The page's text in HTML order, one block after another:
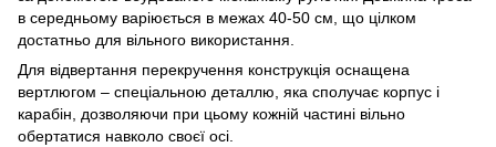
в середньому варіюється в межах 40-50 см, що цілком
достатньо для вільного використання.
Для відвертання перекручення конструкція оснащена
вертлюгом – спеціальною деталлю, яка сполучає корпус і
карабін, дозволяючи при цьому кожній частині вільно
обертатися навколо своєї осі.